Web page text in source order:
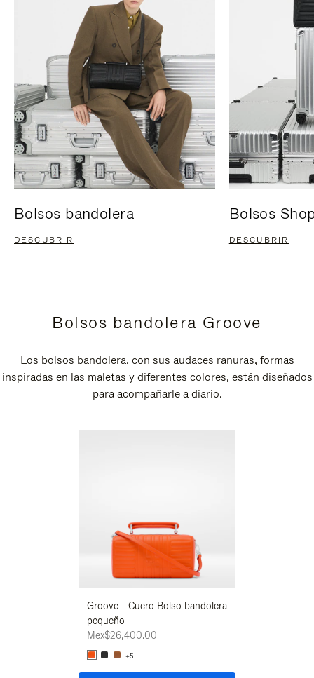
Bolsos bandolera
DESCUBRIR
Bolsos
DESCUBRIR
Bolsos bandolera Groove
Los bolsos bandolera, con sus audaces ranuras, formas
inspiradas en las maletas y diferentes colores, están diseñados
para acompañarle a diario.
Groove - Cuero Bolso bandolera
pequeño
Mex$26,400.00
+5